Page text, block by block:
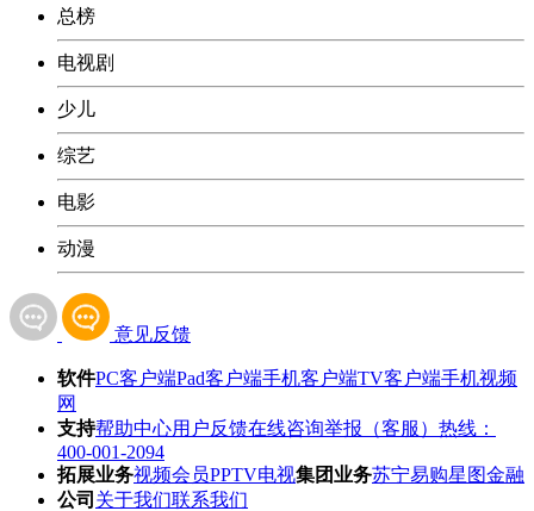
总榜
电视剧
少儿
综艺
电影
动漫
意见反馈
软件PC客户端Pad客户端手机客户端TV客户端手机视频
网
支持帮助中心用户反馈在线咨询举报（客服）热线：
400-001-2094
拓展业务视频会员PPTV电视集团业务苏宁易购星图金融
公司 关于我们联系我们